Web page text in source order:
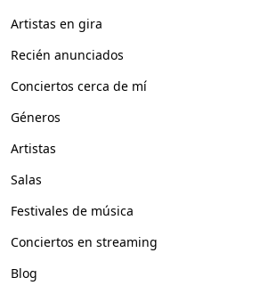
Artistas en gira
Recién anunciados
Conciertos cerca de mí
Géneros
Artistas
Salas
Festivales de música
Conciertos en streaming
Blog